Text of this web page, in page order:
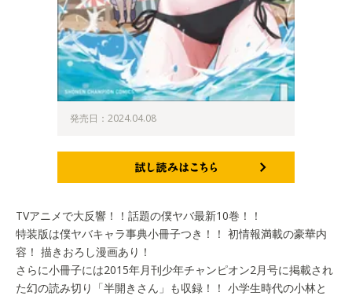
発売日：2024.04.08
TVアニメで大反響！！話題の僕ヤバ最新10巻！！
特装版は僕ヤバキャラ事典小冊子つき！！ 初情報満載の豪華内
容！ 描きおろし漫画あり！
さらに小冊子には2015年月刊少年チャンピオン2月号に掲載され
た幻の読み切り「半開きさん」も収録！！ 小学生時代の小林と